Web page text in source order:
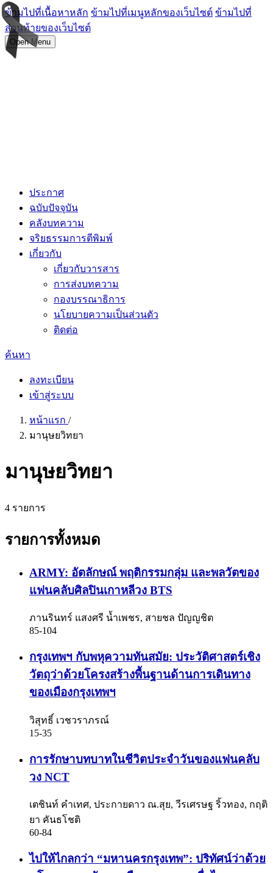
ข้ามไปที่เนื้อหาหลัก ข้ามไปที่เมนูหลักของเว็บไซต์ ข้ามไปที่
ส่วนท้ายของเว็บไซต์
Open Menu
ประกาศ
ฉบับปัจจุบัน
คลังบทความ
จริยธรรมการตีพิมพ์
เกี่ยวกับ
เกี่ยวกับวารสาร
การส่งบทความ
กองบรรณาธิการ
นโยบายความเป็นส่วนตัว
ติดต่อ
ค้นหา
ลงทะเบียน
เข้าสู่ระบบ
หน้าแรก /
มานุษยวิทยา
มานุษยวิทยา
4 รายการ
รายการทั้งหมด
ARMY: อัตลักษณ์ พฤติกรรมกลุ่ม และพลวัตของ
แฟนคลับศิลปินเกาหลีวง BTS
ภานรินทร์ แสงศรี น้ำเพชร, สายชล ปัญญชิต
85-104
กรุงเทพฯ กับพหุความทันสมัย: ประวัติศาสตร์เชิง
วัตถุว่าด้วยโครงสร้างพื้นฐานด้านการเดินทาง
ของเมืองกรุงเทพฯ
วิสุทธิ์ เวชวราภรณ์
15-35
การรักษาบทบาทในชีวิตประจำวันของแฟนคลับ
วง NCT
เตชินท์ คำเทศ, ประกายดาว ณ.สุย, วีรเศรษฐ ริ้วทอง, กฤติ
ยา คันธโชติ
60-84
ไปให้ไกลกว่า “มหานครกรุงเทพ”: ปริทัศน์ว่าด้วย